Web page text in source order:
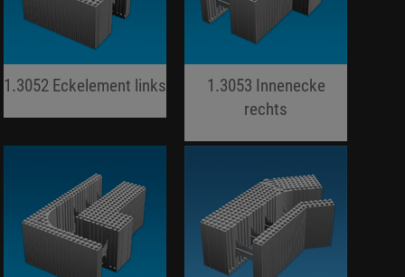
1.3052 Eckelement links
1.3053 Innenecke
rechts